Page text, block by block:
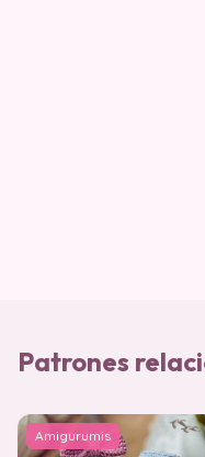
Patrones
Amigurumis